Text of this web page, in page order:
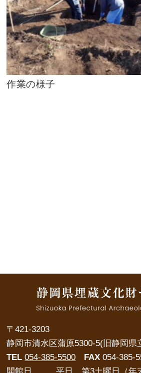
作業の様子
〒421-3203
静岡市清水区蒲原5300-5(旧静岡県
TEL 054-385-5500 FAX 054-385-
開館日
平日、第3土曜日（年